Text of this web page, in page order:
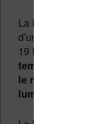
La liseuse est
d’un
19 leds et
température
le noir en
lumière bleue.